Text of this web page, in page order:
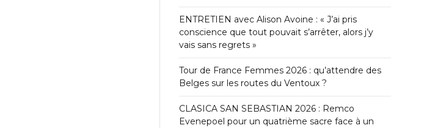
ENTRETIEN avec Alison Avoine : « J’ai pris
conscience que tout pouvait s’arrêter, alors j’y
vais sans regrets »
Tour de France Femmes 2026 : qu’attendre des
Belges sur les routes du Ventoux ?
CLASICA SAN SEBASTIAN 2026 : Remco
Evenepoel pour un quatrième sacre face à un